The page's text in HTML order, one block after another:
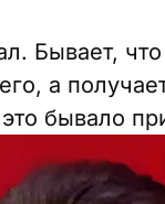
Бывает,
а
бывало